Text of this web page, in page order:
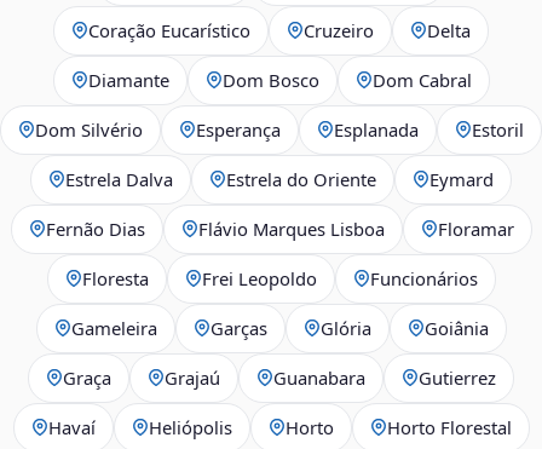
Coração Eucarístico Cruzeiro Delta
Diamante Dom Bosco Dom Cabral
Dom Silvério Esperança Esplanada Estoril
Estrela Dalva Estrela do Oriente Eymard
Fernão Dias Flávio Marques Lisboa Floramar
Floresta Frei Leopoldo Funcionários
Gameleira Garças Glória Goiânia
Graça Grajaú Guanabara Gutierrez
Havaí Heliópolis Horto Horto Florestal